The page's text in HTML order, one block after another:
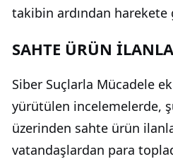
takibin ardından harekete
SAHTE ÜRÜN
Siber Suçlarla Mücadele
yürütülen incelemelerde,
üzerinden sahte ürün
vatandaşlardan para